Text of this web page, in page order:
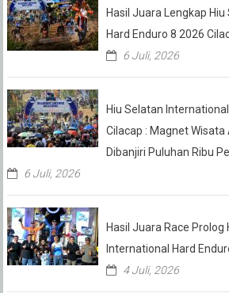
Hasil Juara Lengkap
Hard Enduro 8 2026
6 Juli, 2026
Hiu Selatan
Cilacap : Magnet Wisata
Dibanjiri Puluhan Ribu
6 Juli, 2026
Hasil Juara Race Prolog
International Hard
4 Juli, 2026